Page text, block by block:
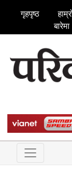
गृहपृष्ठ
बारेमा